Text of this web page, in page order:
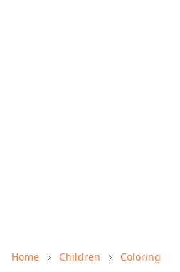
Home Children Coloring